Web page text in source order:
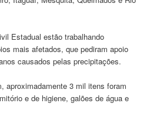
Estadual estão trabalhando
mais afetados, que pediram apoio
causados pelas precipitações.
aproximadamente 3 mil itens foram
e de higiene, galões de água e